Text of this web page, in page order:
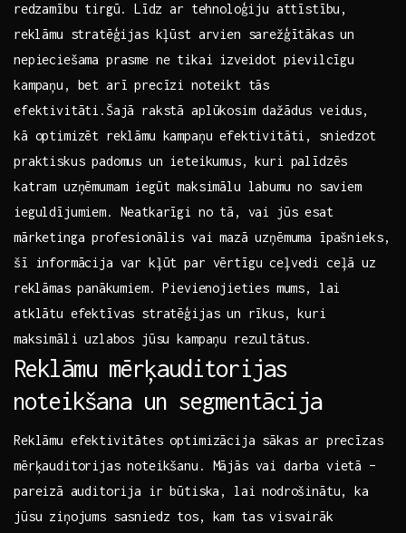
⁤redzamību tirgū. ⁤Līdz ar tehnoloģiju attīstību,
⁤reklāmu​ stratēģijas kļūst arvien sarežģītākas ​un
nepieciešama ‍prasme ne⁤ tikai⁢ izveidot pievilcīgu⁢
kampaņu, bet arī precīzi​ noteikt ⁣tās
‍efektivitāti.Šajā rakstā aplūkosim​ dažādus veidus,
‌kā optimizēt reklāmu kampaņu⁣ efektivitāti, sniedzot​
praktiskus padomus⁤ un ieteikumus, kuri palīdzēs
katram uzņēmumam ​iegūt⁢ maksimālu labumu no⁢ saviem
ieguldījumiem. Neatkarīgi no⁢ tā, vai jūs esat
mārketinga profesionālis vai mazā ⁢uzņēmuma īpašnieks,
šī informācija var kļūt par vērtīgu ceļvedi ceļā uz
⁢reklāmas ⁢panākumiem. Pievienojieties ‌mums, lai
atklātu efektīvas stratēģijas⁢ un‌ rīkus, kuri
⁣maksimāli uzlabos jūsu kampaņu rezultātus.
Reklāmu mērķauditorijas
⁢noteikšana ⁣un segmentācija
Reklāmu efektivitātes optimizācija ‌sākas ⁢ar precīzas
mērķauditorijas noteikšanu. Mājās‍ vai darba vietā⁤ –
pareizā⁣ auditorija ir būtiska, lai nodrošinātu, ⁣ka
jūsu ziņojums sasniedz tos, kam tas visvairāk